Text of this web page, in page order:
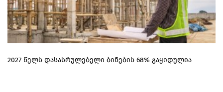
2027 წელს დასასრულებელი ბინების 68% გაყიდულია